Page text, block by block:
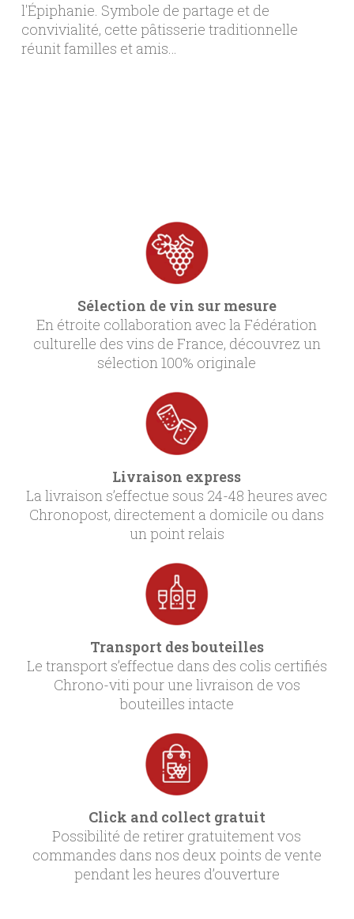
l'Épiphanie. Symbole de partage et de
convivialité, cette pâtisserie traditionnelle
réunit familles et amis…
Sélection de vin sur mesure
En étroite collaboration avec la Fédération
culturelle des vins de France, découvrez un
sélection 100% originale
Livraison express
La livraison s’effectue sous 24-48 heures avec
Chronopost, directement a domicile ou dans
un point relais
Transport des bouteilles
Le transport s’effectue dans des colis certifiés
Chrono-viti pour une livraison de vos
bouteilles intacte
Click and collect gratuit
Possibilité de retirer gratuitement vos
commandes dans nos deux points de vente
pendant les heures d’ouverture